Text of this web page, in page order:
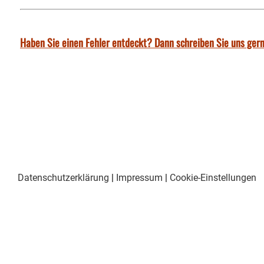
Haben Sie einen Fehler entdeckt? Dann schreiben Sie uns
Datenschutzerklärung | Impressum | Cookie-Einstellungen